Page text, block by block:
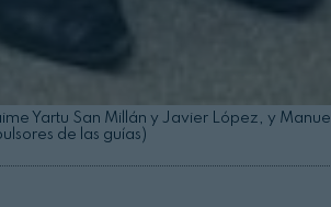
Yartu San Millán y Javier López, y Manuel
de las guías)